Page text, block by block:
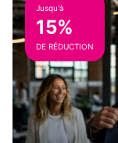
Jusqu'à
15%
DE RÉDUCTION